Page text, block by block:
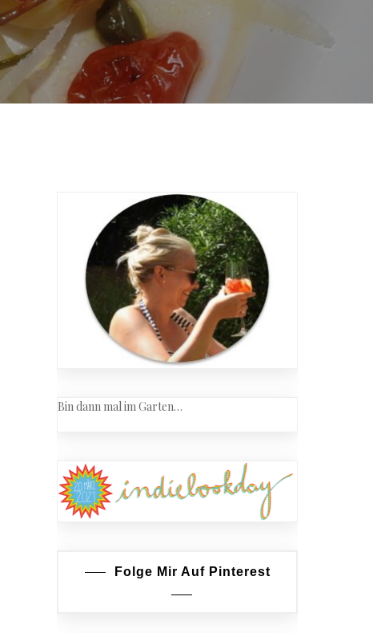
Bin dann mal im Garten…
Folge Mir Auf Pinterest